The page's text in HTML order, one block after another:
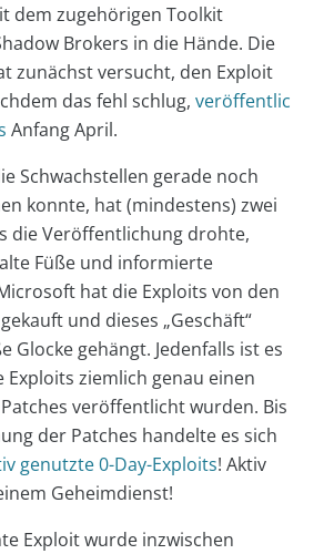
dem zugehörigen Toolkit
Brokers in die Hände. Die
zunächst versucht, den Exploit
das fehl schlug, veröffentlic
Anfang April.
Schwachstellen gerade noch
konnte, hat (mindestens) zwei
die Veröffentlichung drohte,
Füße und informierte
hat die Exploits von den
und dieses „Geschäft“
Glocke gehängt. Jedenfalls ist es
Exploits ziemlich genau einen
veröffentlicht wurden. Bis
der Patches handelte es sich
genutzte 0-Day-Exploits! Aktiv
Geheimdienst!
Exploit wurde inzwischen